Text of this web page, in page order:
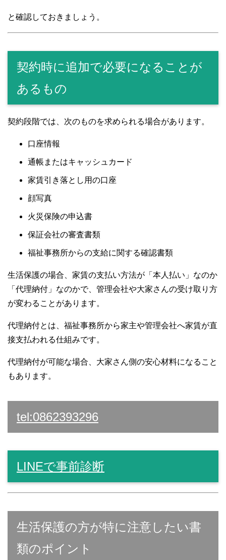
と確認しておきましょう。
契約時に追加で必要になることが
あるもの
契約段階では、次のものを求められる場合があります。
口座情報
通帳またはキャッシュカード
家賃引き落とし用の口座
顔写真
火災保険の申込書
保証会社の審査書類
福祉事務所からの支給に関する確認書類
生活保護の場合、家賃の支払い方法が「本人払い」なのか
「代理納付」なのかで、管理会社や大家さんの受け取り方
が変わることがあります。
代理納付とは、福祉事務所から家主や管理会社へ家賃が直
接支払われる仕組みです。
代理納付が可能な場合、大家さん側の安心材料になること
もあります。
tel:0862393296
LINEで事前診断
生活保護の方が特に注意したい書
類のポイント